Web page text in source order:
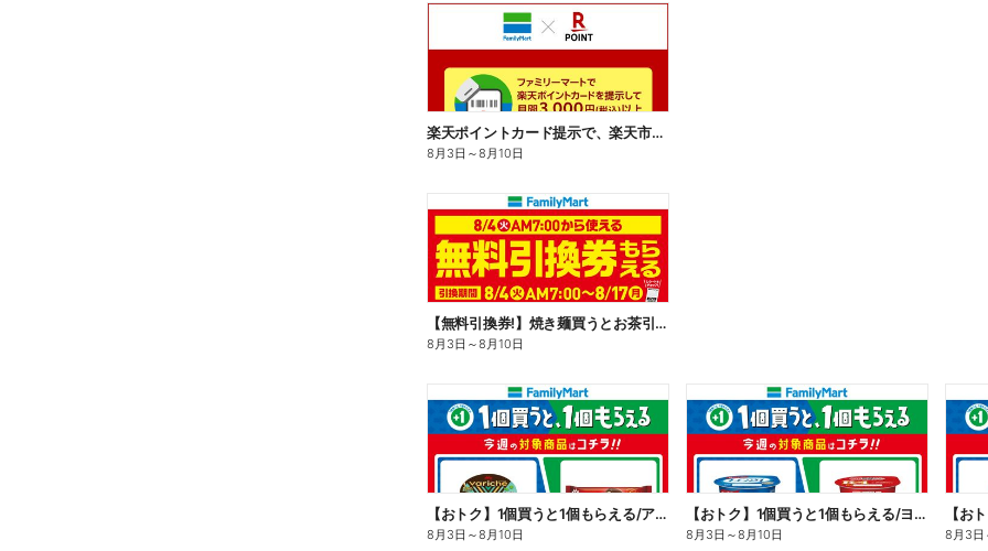
楽天ポイントカード提示で、楽天市場でのお買い物がおトクに!
8月3日 ～8月10日
【無料引換券!】焼き麺買うとお茶引換券貰える!
8月3日 ～8月10日
【おトク】1個買うと1個もらえる/アイス
8月3日 ～8月10日
【おトク】1個買うと1個もらえる/ヨーグルト
8月3日 ～8月10日
【お
8月3日